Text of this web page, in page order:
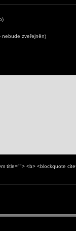
nebude zveřejněn)
title=""> <b> <blockquote